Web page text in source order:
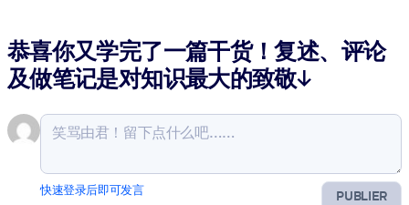
恭喜你又学完了一篇干货！复述、评论
及做笔记是对知识最大的致敬↓
PUBLIER
快速登录后即可发言